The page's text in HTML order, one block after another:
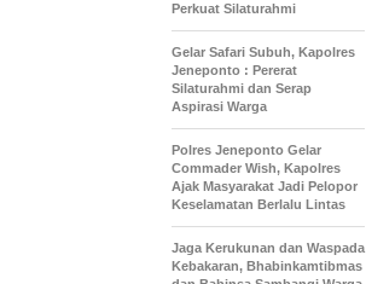
Perkuat Silaturahmi
Gelar Safari Subuh, Kapolres
Jeneponto : Pererat
Silaturahmi dan Serap
Aspirasi Warga
Polres Jeneponto Gelar
Commader Wish, Kapolres
Ajak Masyarakat Jadi Pelopor
Keselamatan Berlalu Lintas
Jaga Kerukunan dan Waspada
Kebakaran, Bhabinkamtibmas